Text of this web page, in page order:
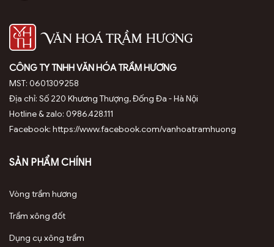
Trầm miếng chân sam size nhỏ chứa hàm lượng tinh dầu cao,
khoảng 60%
Công dụng của trầm miếng chân sam loại nhiều dầu
Trầm miếng chân sam loại nhiều dầu mang lại nhiều giá trị
vượt trội, phù hợp với nhu cầu tâm linh, sức khỏe và
CÔNG TY TNHH VĂN HÓA TRẦM HƯƠNG
MST: 0601309258
Địa chỉ: Số 220 Khương Thượng, Đống Đa - Hà Nội
Hotline & zalo: 0986.428.111
Facebook: https://www.facebook.com/vanhoatramhuong
SẢN PHẨM CHÍNH
Vòng trầm hương
Trầm xông đốt
Dụng cụ xông trầm